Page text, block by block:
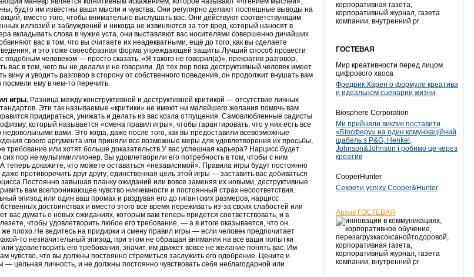
будто им известны ваши мысли и чувства. Они регулярно делают поспешные выводы на
вместо того, чтобы внимательно выслушать вас. Они действуют соответствующим
иллюзий и заблуждений и никогда не извиняются за тот вред, который наносят в
вкладывать слова в чужие уста, они выставляют вас носителями совершенно дичайших
вас в том, что вы считаете их неадекватными, ещё до того, как вы сделаете
и это тоже своеобразная форма упреждающей защиты.Лучший способ провести
подобным человеком — просто сказать: «Я такого не говорил(а)», прекратив разговор,
вас в том, чего вы не делали и не говорили. До тех пор пока деструктивный человек имеет
вину и уводить разговор в сторону от собственного поведения, он продолжит внушать вам
посмели ему в чем-то перечить.
игры. Разница между конструктивной и деструктивной критикой — отсутствие личных
Эти так называемые «критики» не имеют ни малейшего желания помочь вам
придираться, унижать и делать из вас козла отпущения. Самовлюбленные садисты
который называется «смена правил игры», чтобы гарантировать, что у них есть все
вами. Это когда, даже после того, как вы предоставили всевозможные
своего аргумента или приняли все возможные меры для удовлетворения их просьбы,
требование или хотят больше доказательств.У вас успешная карьера? Нарцисс будет
пор не мультимиллионер. Вы удовлетворили его потребность в том, чтобы с ним
теперь докажите, что можете оставаться «независимой». Правила игры будут постоянно
противоречить друг другу; единственная цель этой игры — заставить вас добиваться
завышая планку ожиданий или вовсе заменяя их новыми, деструктивные
вам всепроникающее чувство никчемности и постоянный страх несоответствия.
эпизод или один ваш промах и раздувая его до гигантских размеров, нарцисс
достоинствах и вместо этого все время переживать из-за своих слабостей или
вас думать о новых ожиданиях, которым вам теперь придется соответствовать, и в
чтобы удовлетворить любое его требование, — а в итоге оказывается, что он
плохо.Не ведитесь на придирки и смену правил игры — если человек предпочитает
то незначительный эпизод, при этом не обращая внимания на все ваши попытки
удовлетворить его требования, значит, им движет вовсе не желание понять вас. Им
чувство, что вы должны постоянно стремиться заслужить его одобрение. Цените и
— цельная личность, и не должны постоянно чувствовать себя неблагодарной или
ГОСТЕВАЯ
Мир креативности перед лицом
цифрового хаоса
Фредрик Харен о формуле креатива
и идеальном сценарии жизни
Biosphere Corporation
Ми прийняли виклик поставити
«Біосферу» на один комунікаційний
щабель з P&G, Henkel,
Johnson&Johnson і робимо це через
креатив
CooperHunter
Секрети успіху Cooper&Hunter
Архив ГОСТЕВАЯ